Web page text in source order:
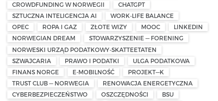
CROWDFUNDING W NORWEGII
CHATGPT
SZTUCZNA INTELIGENCJA AI
WORK-LIFE BALANCE
OPEC
ROPA I GAZ ZŁOTE WIZY MOOC
LINKEDIN
NORWEGIAN DREAM
STOWARZYSZENIE — FORENING
NORWESKI URZĄD PODATKOWY-SKATTEETATEN
SZWAJCARIA
PRAWO I PODATKI
ULGA PODATKOWA
FINANS NORGE
E-MOBILNOŚĆ
PROJEKT—K
TRUST CLUB — NORWEGIA
RENOWACJA ENERGETYCZNA
CYBERBEZPIECZEŃSTWO
OSZCZĘDNOŚCI
BSU